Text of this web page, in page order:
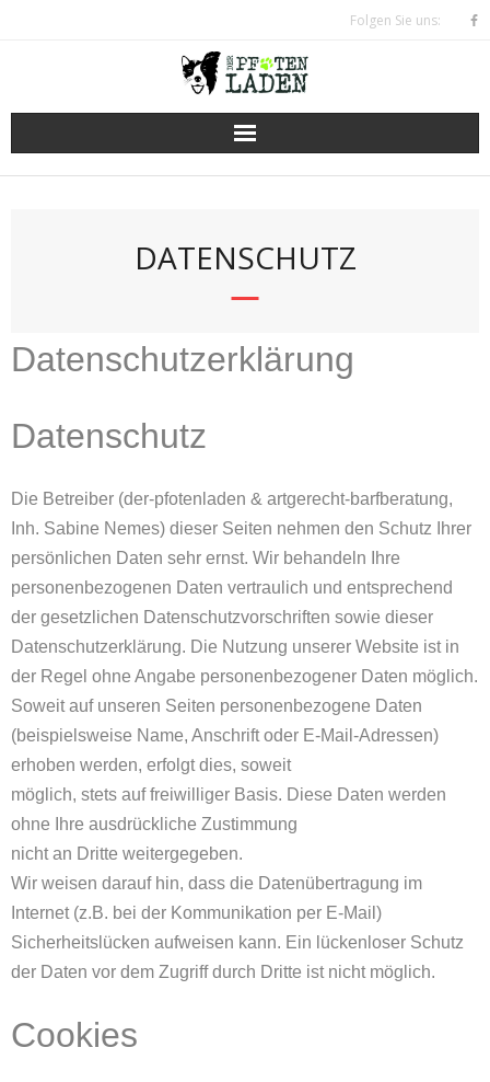
Folgen Sie uns:
DATENSCHUTZ
Datenschutzerklärung
Datenschutz
Die Betreiber (der-pfotenladen & artgerecht-barfberatung,
Inh. Sabine Nemes) dieser Seiten nehmen den Schutz Ihrer
persönlichen Daten sehr ernst. Wir behandeln Ihre
personenbezogenen Daten vertraulich und entsprechend
der gesetzlichen Datenschutzvorschriften sowie dieser
Datenschutzerklärung. Die Nutzung unserer Website ist in
der Regel ohne Angabe personenbezogener Daten möglich.
Soweit auf unseren Seiten personenbezogene Daten
(beispielsweise Name, Anschrift oder E-Mail-Adressen)
erhoben werden, erfolgt dies, soweit
möglich, stets auf freiwilliger Basis. Diese Daten werden
ohne Ihre ausdrückliche Zustimmung
nicht an Dritte weitergegeben.
Wir weisen darauf hin, dass die Datenübertragung im
Internet (z.B. bei der Kommunikation per E-Mail)
Sicherheitslücken aufweisen kann. Ein lückenloser Schutz
der Daten vor dem Zugriff durch Dritte ist nicht möglich.
Cookies